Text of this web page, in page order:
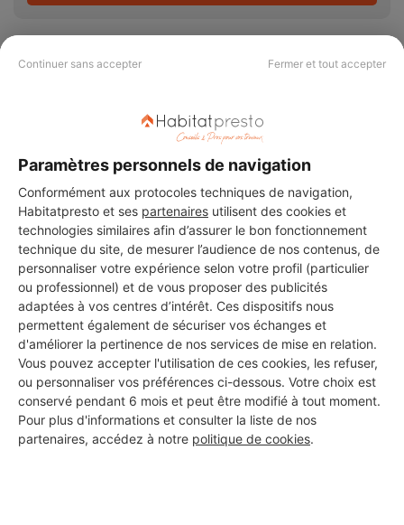
Continuer sans accepter Fermer et tout accepter
Paramètres personnels de navigation
Conformément aux protocoles techniques de navigation,
Habitatpresto et ses partenaires utilisent des cookies et
technologies similaires afin d’assurer le bon fonctionnement
technique du site, de mesurer l’audience de nos contenus, de
personnaliser votre expérience selon votre profil (particulier
ou professionnel) et de vous proposer des publicités
adaptées à vos centres d’intérêt. Ces dispositifs nous
permettent également de sécuriser vos échanges et
d'améliorer la pertinence de nos services de mise en relation.
Vous pouvez accepter l'utilisation de ces cookies, les refuser,
ou personnaliser vos préférences ci-dessous. Votre choix est
conservé pendant 6 mois et peut être modifié à tout moment.
Pour plus d'informations et consulter la liste de nos
partenaires, accédez à notre politique de cookies.
PAS LE TEMPS DE
CHERCHER ?
Vous souhaitez réaliser des travaux et ne savez quel professionnel
choisir ? Demandez des devis travauxauprès de notre réseau de 5 000
professionnels partout en France.
DEMANDER UN DEVIS